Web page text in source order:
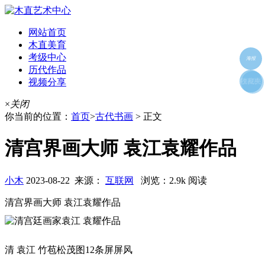
网站首页
木直美育
考级中心
历代作品
视频分享
×关闭
你当前的位置： 首页>古代书画 > 正文
清宫界画大师 袁江袁耀作品
小木 2023-08-22 来源： 互联网 浏览：2.9k 阅读
清宫界画大师 袁江袁耀作品
清 袁江 竹苞松茂图12条屏屏风
海报
好友
朋友圈
收藏夹